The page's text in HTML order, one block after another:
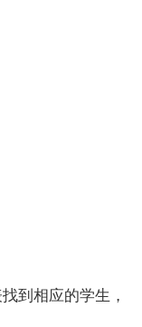
到相应的学生，